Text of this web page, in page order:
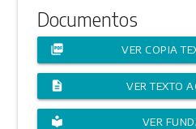
Documentos
picture_as_pdf VER COPIA
description VER TEXTO
local_library VER